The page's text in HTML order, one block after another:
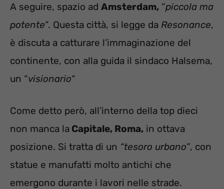
A seguire, spazio ad Amsterdam, “piccola ma
potente“. Questa città, si legge da Resonance,
è discuta a catturare l’immaginazione del
continente, con alla guida il sindaco Halsema,
un “visionario“
Come detto però, all’interno della top dieci
non manca la Capitale, Roma, in ottava
posizione. Si tratta di un “tesoro urbano”, con
statue e manufatti molto antichi che
emergono durante i lavori nelle strade.